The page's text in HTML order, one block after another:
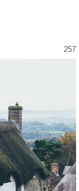
257